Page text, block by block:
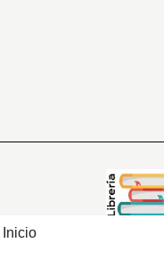
Inicio